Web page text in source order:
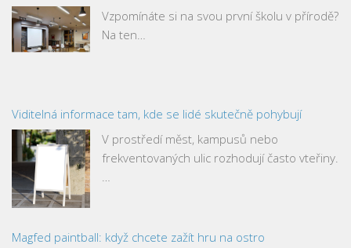
Vzpomínáte si na svou první školu v přírodě?
Na ten…
Viditelná informace tam, kde se lidé skutečně pohybují
V prostředí měst, kampusů nebo
frekventovaných ulic rozhodují často vteřiny.
Magfed paintball: když chcete zažít hru na ostro